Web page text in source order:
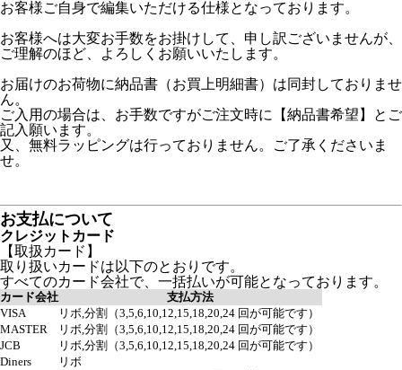
お客様ご自身で編集いただける仕様となっております。
お客様へは大変お手数をお掛けして、申し訳ございませんが、
ご理解のほど、よろしくお願いいたします。
お届けのお荷物に納品書（お買上明細書）は同封しておりませ
ん。
ご入用の場合は、お手数ですがご注文時に【納品書希望】とご
記入願います。
又、無料ラッピングは行っておりません。ご了承くださいま
せ。
お支払について
クレジットカード
【取扱カード】
取り扱いカードは以下のとおりです。
すべてのカード会社で、一括払いが可能となっております。
カード会社
支払方法
VISA
リボ,分割（3,5,6,10,12,15,18,20,24 回が可能です）
MASTER
リボ,分割（3,5,6,10,12,15,18,20,24 回が可能です）
JCB
リボ,分割（3,5,6,10,12,15,18,20,24 回が可能です）
Diners
リボ